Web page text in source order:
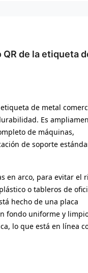
de la etiqueta
de metal
Es
de máquinas,
de soporte
en arco, para evitar el
o tableros de
hecho de una placa
fondo uniforme y
lo que está en línea